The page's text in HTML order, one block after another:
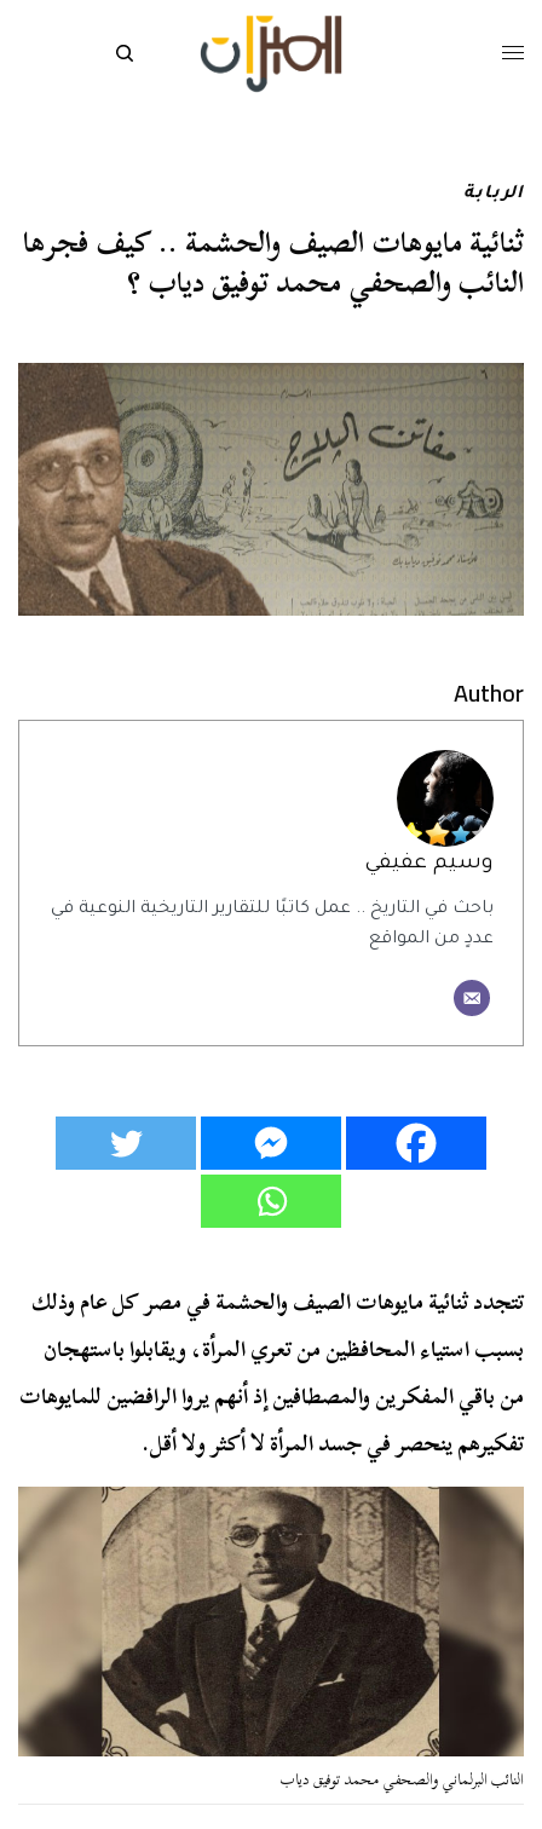
الربابة
ثنائية مايوهات الصيف والحشمة .. كيف فجرها
النائب والصحفي محمد توفيق دياب ؟
Author
وسيم عفيفي
باحث في التاريخ .. عمل كاتبًا للتقارير التاريخية النوعية في
عددٍ من المواقع
تتجدد ثنائية مايوهات الصيف والحشمة في مصر كل عام وذلك
بسبب استياء المحافظين من تعري المرأة، ويقابلوا باستهجان
من باقي المفكرين والمصطافين إذ أنهم يروا الرافضين للمايوهات
تفكيرهم ينحصر في جسد المرأة لا أكثر ولا أقل.
النائب البرلماني والصحفي محمد توفيق دياب